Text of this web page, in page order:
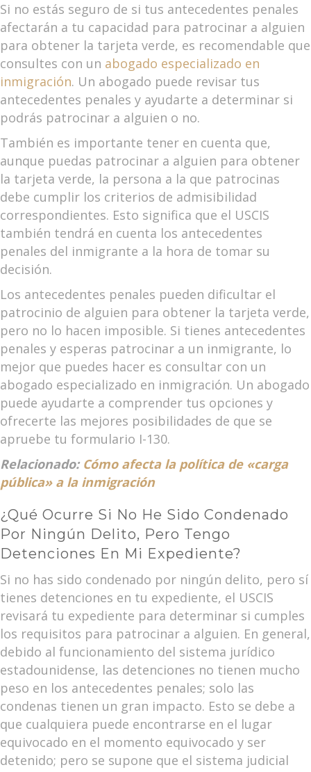
Si no estás seguro de si tus antecedentes penales
afectarán a tu capacidad para patrocinar a alguien
para obtener la tarjeta verde, es recomendable que
consultes con un abogado especializado en
inmigración. Un abogado puede revisar tus
antecedentes penales y ayudarte a determinar si
podrás patrocinar a alguien o no.
También es importante tener en cuenta que,
aunque puedas patrocinar a alguien para obtener
la tarjeta verde, la persona a la que patrocinas
debe cumplir los criterios de admisibilidad
correspondientes. Esto significa que el USCIS
también tendrá en cuenta los antecedentes
penales del inmigrante a la hora de tomar su
decisión.
Los antecedentes penales pueden dificultar el
patrocinio de alguien para obtener la tarjeta verde,
pero no lo hacen imposible. Si tienes antecedentes
penales y esperas patrocinar a un inmigrante, lo
mejor que puedes hacer es consultar con un
abogado especializado en inmigración. Un abogado
puede ayudarte a comprender tus opciones y
ofrecerte las mejores posibilidades de que se
apruebe tu formulario I-130.
Relacionado: Cómo afecta la política de «carga
pública» a la inmigración
¿Qué Ocurre Si No He Sido Condenado
Por Ningún Delito, Pero Tengo
Detenciones En Mi Expediente?
Si no has sido condenado por ningún delito, pero sí
tienes detenciones en tu expediente, el USCIS
revisará tu expediente para determinar si cumples
los requisitos para patrocinar a alguien. En general,
debido al funcionamiento del sistema jurídico
estadounidense, las detenciones no tienen mucho
peso en los antecedentes penales; solo las
condenas tienen un gran impacto. Esto se debe a
que cualquiera puede encontrarse en el lugar
equivocado en el momento equivocado y ser
detenido; pero se supone que el sistema judicial